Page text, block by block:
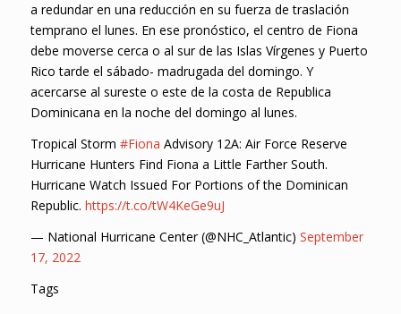
a redundar en una reducción en su fuerza de traslación
temprano el lunes. En ese pronóstico, el centro de Fiona
debe moverse cerca o al sur de las Islas Vírgenes y Puerto
Rico tarde el sábado- madrugada del domingo. Y
acercarse al sureste o este de la costa de Republica
Dominicana en la noche del domingo al lunes.
Tropical Storm #Fiona Advisory 12A: Air Force Reserve
Hurricane Hunters Find Fiona a Little Farther South.
Hurricane Watch Issued For Portions of the Dominican
Republic. https://t.co/tW4KeGe9uJ
— National Hurricane Center (@NHC_Atlantic) September
17, 2022
Tags